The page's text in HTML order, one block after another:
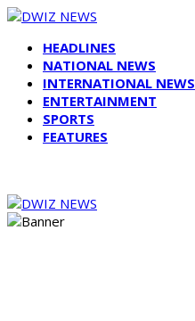
HEADLINES
NATIONAL NEWS
INTERNATIONAL NEWS
ENTERTAINMENT
SPORTS
FEATURES